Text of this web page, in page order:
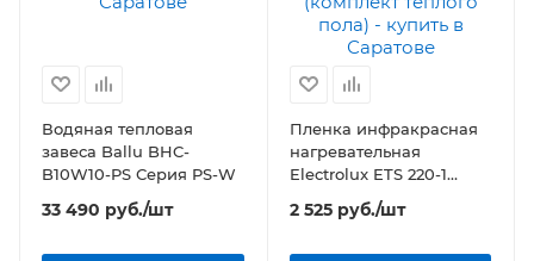
Водяная тепловая
завеса Ballu BHC-
B10W10-PS Серия PS-W
33 490 руб./шт
Пленка инфракрасная
нагревательная
Electrolux ETS 220-1
(комплект теплого пола)
2 525руб./шт